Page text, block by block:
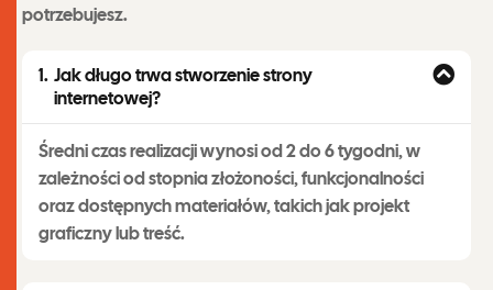
potrzebujesz.
Jak długo trwa stworzenie strony
internetowej?
Średni czas realizacji wynosi od 2 do 6 tygodni, w
zależności od stopnia złożoności, funkcjonalności
oraz dostępnych materiałów, takich jak projekt
graficzny lub treść.